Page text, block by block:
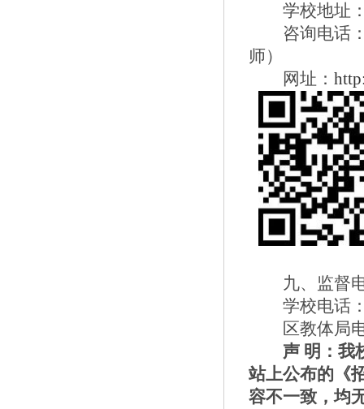
学校地址
咨询电话
师）
网址：
九、监督
学校电话
区教体局
声 明：我
站上公布的《
容不一致，均